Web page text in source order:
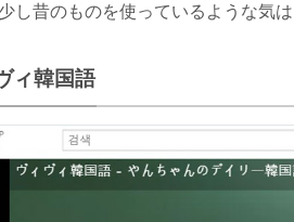
し昔のものを使っているような気
ィ韓国語